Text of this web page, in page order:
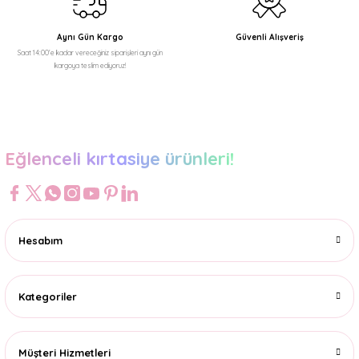
Aynı Gün Kargo
Saat 14:00'e kadar vereceğiniz siparişleri aynı gün
kargoya teslim ediyoruz!
Güvenli Alışveriş
Eğlenceli kırtasiye ürünleri!
Hesabım
Kategoriler
Müşteri Hizmetleri